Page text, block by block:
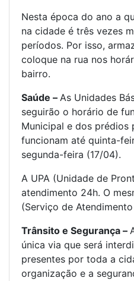
Nesta época do ano a
na cidade é três vezes
períodos. Por isso,
coloque na rua nos
bairro.
Saúde – As Unidades
seguirão o horário de
Municipal e dos prédios
funcionam até quinta-
segunda-feira (17/04).
A UPA (Unidade de
atendimento 24h. O
(Serviço de
Trânsito e Segurança –
única via que será
presentes por toda a
organização e a